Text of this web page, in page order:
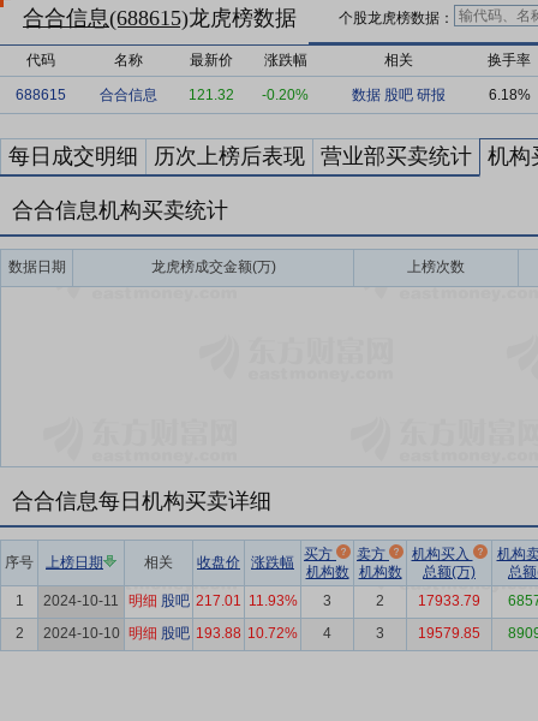
合合信息(688615)龙虎榜数据 个股龙虎榜数据：
代码 名称 最新价 涨跌幅 相关 换手率
688615 合合信息 121.32 -0.20% 数据 股吧 研报 6.18%
每日成交明细 历次上榜后表现 营业部买卖统计 机构
合合信息机构买卖统计
数据日期 龙虎榜成交金额(万) 上榜次数
合合信息每日机构买卖详细
序号 上榜日期 相关 收盘价 涨跌幅
买方
机构数
卖方
机构数
机构买入
总额(万)
机构
总
1
2024-10-11 明细 股吧 217.01 11.93% 3 2 17933.79
2
2024-10-10 明细 股吧 193.88 10.72% 4 3 19579.85